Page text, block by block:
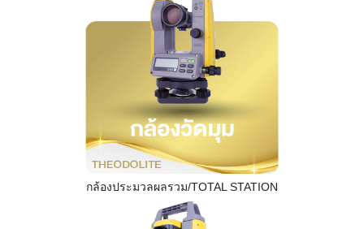
กล้องประมวลผลรวม/TOTAL STATION